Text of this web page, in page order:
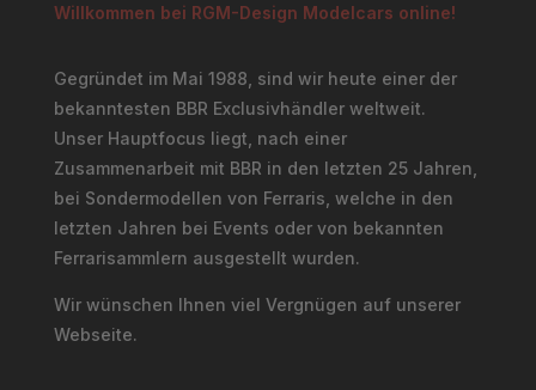
Willkommen bei RGM-Design Modelcars online!
Gegründet im Mai 1988, sind wir heute einer der
bekanntesten BBR Exclusivhändler weltweit.
Unser Hauptfocus liegt, nach einer
Zusammenarbeit mit BBR in den letzten 25 Jahren,
bei Sondermodellen von Ferraris, welche in den
letzten Jahren bei Events oder von bekannten
Ferrarisammlern ausgestellt wurden.
Wir wünschen Ihnen viel Vergnügen auf unserer
Webseite.